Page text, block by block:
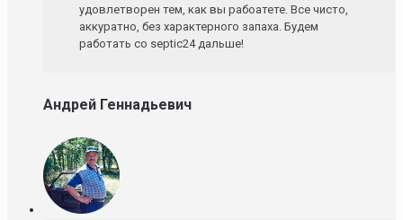
удовлетворен тем, как вы рабоатете. Все чисто,
аккуратно, без характерного запаха. Будем
работать со septic24 дальше!
Андрей Геннадьевич